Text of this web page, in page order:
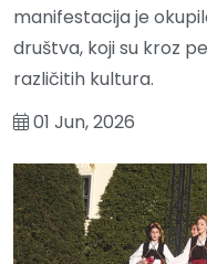
manifestacija je
društva, koji su kroz
različitih kultura.
01 Jun, 2026